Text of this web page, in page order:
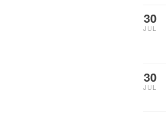
30
JUL
30
JUL